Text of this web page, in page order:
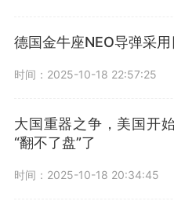
德国金牛座NEO导弹采
时间：2025-10-18 22:57:25
大国重器之争，美国开
“翻不了盘”了
时间：2025-10-18 20:34:45